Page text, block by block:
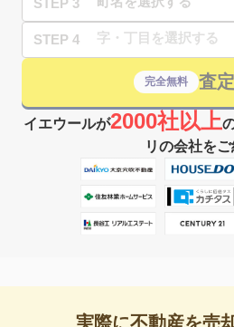
STEP 3
STEP 4
完全無料 査
イエウールが2000社以上
リの会社を
実際に不動産を売